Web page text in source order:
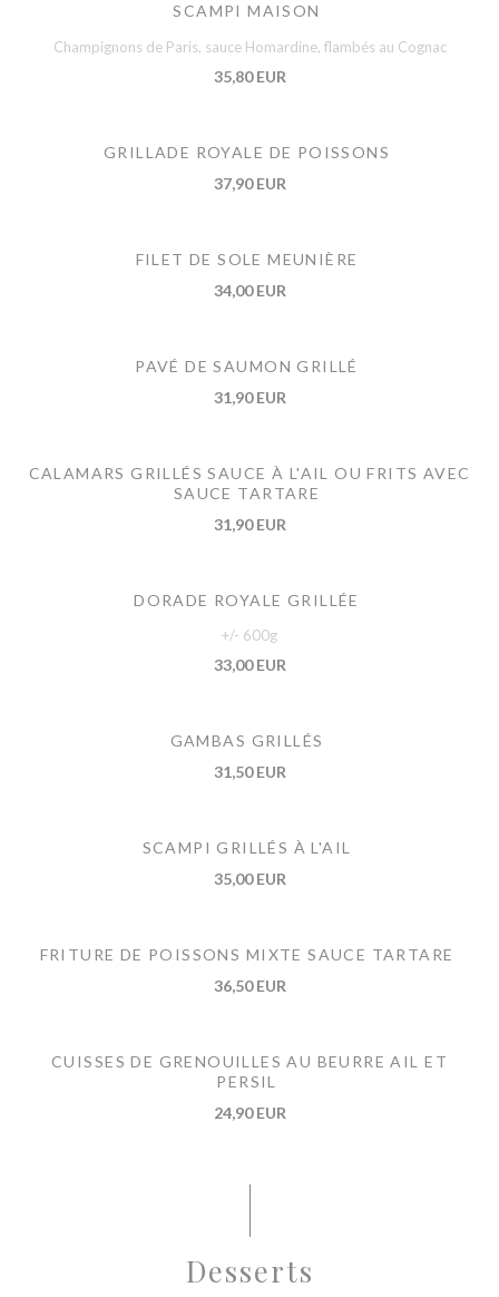
SCAMPI MAISON
Champignons de Paris, sauce Homardine, flambés au Cognac
35,80 EUR
GRILLADE ROYALE DE POISSONS
37,90 EUR
FILET DE SOLE MEUNIÈRE
34,00 EUR
PAVÉ DE SAUMON GRILLÉ
31,90 EUR
CALAMARS GRILLÉS SAUCE À L'AIL OU FRITS AVEC
SAUCE TARTARE
31,90 EUR
DORADE ROYALE GRILLÉE
+/- 600g
33,00 EUR
GAMBAS GRILLÉS
31,50 EUR
SCAMPI GRILLÉS À L'AIL
35,00 EUR
FRITURE DE POISSONS MIXTE SAUCE TARTARE
36,50 EUR
CUISSES DE GRENOUILLES AU BEURRE AIL ET
PERSIL
24,90 EUR
Desserts